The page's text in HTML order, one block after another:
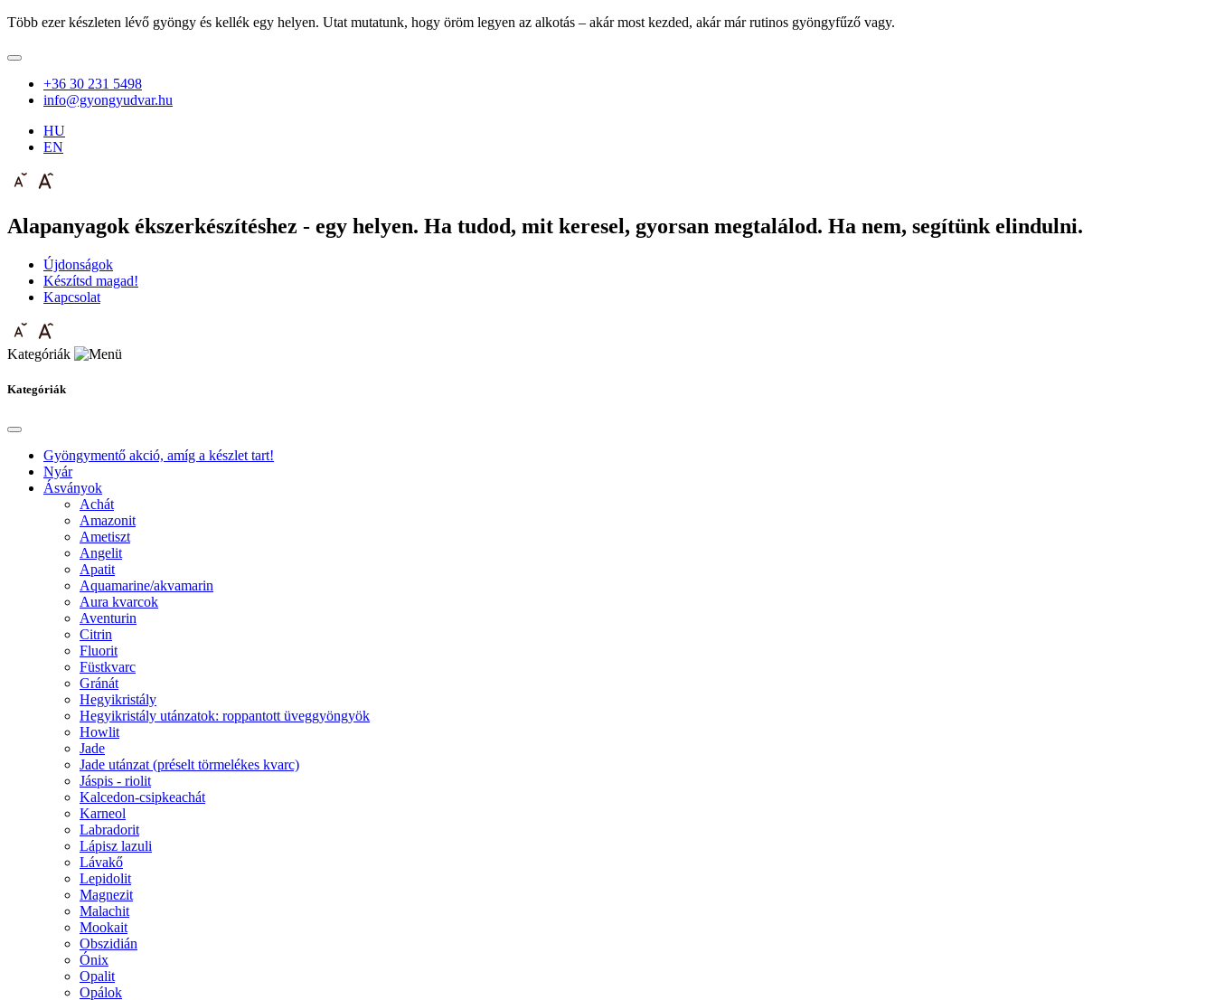
Több ezer készleten lévő gyöngy és kellék egy helyen. Utat mutatunk, hogy öröm legyen az alkotás – akár most kezded, akár már rutinos gyöngyfűző vagy.
+36 30 231 5498
info@gyongyudvar.hu
HU
EN
Alapanyagok ékszerkészítéshez - egy helyen. Ha tudod, mit keresel, gyorsan megtalálod. Ha nem, segítünk elindulni.
Újdonságok
Készítsd magad!
Kapcsolat
Kategóriák
Kategóriák
Gyöngymentő akció, amíg a készlet tart!
Nyár
Ásványok
Achát
Amazonit
Ametiszt
Angelit
Apatit
Aquamarine/akvamarin
Aura kvarcok
Aventurin
Citrin
Fluorit
Füstkvarc
Gránát
Hegyikristály
Hegyikristály utánzatok: roppantott üveggyöngyök
Howlit
Jade
Jade utánzat (préselt törmelékes kvarc)
Jáspis - riolit
Kalcedon-csipkeachát
Karneol
Labradorit
Lápisz lazuli
Lávakő
Lepidolit
Magnezit
Malachit
Mookait
Obszidián
Ónix
Opalit
Opálok